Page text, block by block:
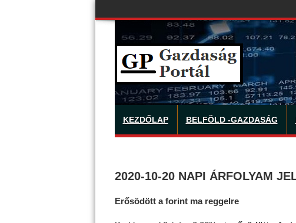
KEZDŐLAP BELFÖLD -GAZDASÁG
2020-10-20 NAPI ÁRFOLYAM
Erősödött a forint ma reggelre